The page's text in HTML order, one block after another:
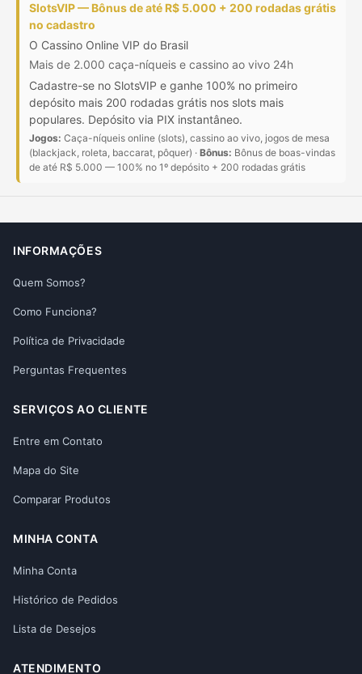
SlotsVIP — Bônus de até R$ 5.000 + 200 rodadas grátis
no cadastro
O Cassino Online VIP do Brasil
Mais de 2.000 caça-níqueis e cassino ao vivo 24h
Cadastre-se no SlotsVIP e ganhe 100% no primeiro
depósito mais 200 rodadas grátis nos slots mais
populares. Depósito via PIX instantâneo.
Jogos: Caça-níqueis online (slots), cassino ao vivo, jogos de mesa
(blackjack, roleta, baccarat, pôquer) · Bônus: Bônus de boas-vindas
de até R$ 5.000 — 100% no 1º depósito + 200 rodadas grátis
INFORMAÇÕES
Quem Somos?
Como Funciona?
Política de Privacidade
Perguntas Frequentes
SERVIÇOS AO CLIENTE
Entre em Contato
Mapa do Site
Comparar Produtos
MINHA CONTA
Minha Conta
Histórico de Pedidos
Lista de Desejos
ATENDIMENTO